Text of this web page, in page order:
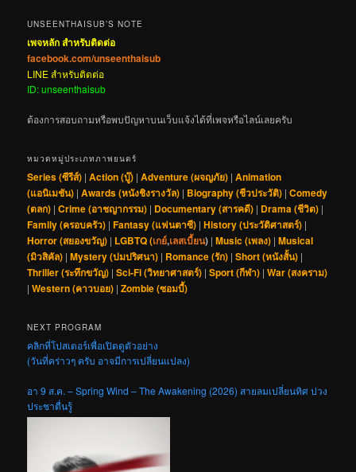
UNSEENTHAISUB’S NOTE
เพจหลัก สำหรับติดต่อ
facebook.com/unseenthaisub
LINE สำหรับติดต่อ
ID: unseenthaisub
ต้องการสอบถามหรือพบปัญหาบนเว็บแจ้งได้ที่เพจหรือไลน์เลยครับ
หมวดหมู่ประเภทภาพยนตร์
Series (ซีรีส์) |Action (บู๊) |Adventure (ผจญภัย) |Animation
(แอนิเมชัน) |Awards (หนังชิงรางวัล) | Biography (ชีวประวัติ) |Comedy
(ตลก) |Crime (อาชญากรรม) | Documentary (สารคดี) | Drama (ชีวิต) |
Family (ครอบครัว) |Fantasy (แฟนตาซี) |History (ประวัติศาสตร์) |
Horror (สยองขวัญ) | LGBTQ (เกย์,เลสเบี้ยน) |Music (เพลง) |Musical
(มิวสิคัล) |Mystery (ปมปริศนา) | Romance (รัก) |Short (หนังสั้น) |
Thriller (ระทึกขวัญ) |Sci-Fi (วิทยาศาสตร์) |Sport (กีฬา) |War (สงคราม)
|Western (คาวบอย) |Zombie (ซอมบี้)
NEXT PROGRAM
คลิกที่โปสเตอร์เพื่อเปิดดูตัวอย่าง
(วันที่คร่าวๆ ครับ อาจมีการเปลี่ยนแปลง)
อา 9 ส.ค. – Spring Wind – The Awakening (2026) สายลมเปลี่ยนทิศ ปวง
ประชาตื่นรู้